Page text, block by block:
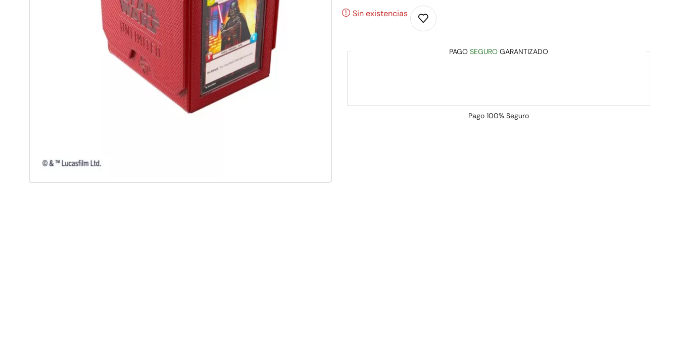
Sin existencias
PAGO SEGURO GARANTIZADO
Pago 100% Seguro